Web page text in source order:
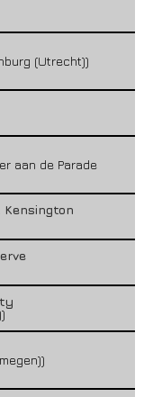
(Utrecht))
aan de Parade
Kensington